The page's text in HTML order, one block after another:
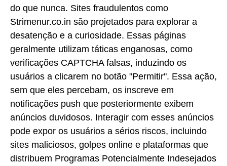
do que nunca. Sites fraudulentos como
Strimenur.co.in são projetados para explorar a
desatenção e a curiosidade. Essas páginas
geralmente utilizam táticas enganosas, como
verificações CAPTCHA falsas, induzindo os
usuários a clicarem no botão "Permitir". Essa ação,
sem que eles percebam, os inscreve em
notificações push que posteriormente exibem
anúncios duvidosos. Interagir com esses anúncios
pode expor os usuários a sérios riscos, incluindo
sites maliciosos, golpes online e plataformas que
distribuem Programas Potencialmente Indesejados